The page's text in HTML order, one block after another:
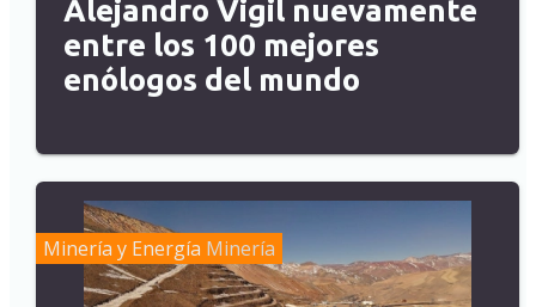
Alejandro Vigil nuevamente
entre los 100 mejores
enólogos del mundo
Minería y Energía Minería